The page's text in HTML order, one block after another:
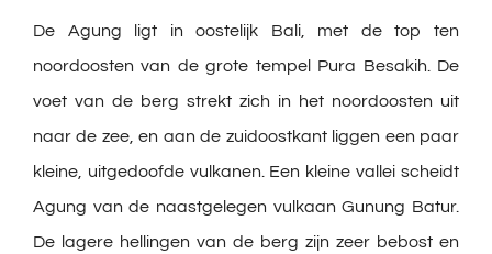
De Agung ligt in oostelijk Bali, met de top ten
noordoosten van de grote tempel Pura Besakih. De
voet van de berg strekt zich in het noordoosten uit
naar de zee, en aan de zuidoostkant liggen een paar
kleine, uitgedoofde vulkanen. Een kleine vallei scheidt
Agung van de naastgelegen vulkaan Gunung Batur.
De lagere hellingen van de berg zijn zeer bebost en